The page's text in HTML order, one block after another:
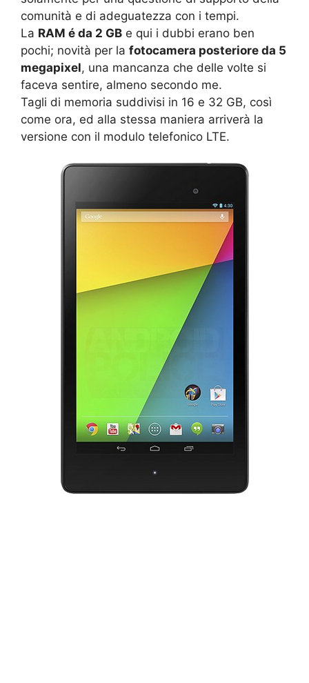
comunità e di adeguatezza con i tempi.
La RAM é da 2 GB e qui i dubbi erano ben
pochi; novità per la fotocamera posteriore da 5
megapixel, una mancanza che delle volte si
faceva sentire, almeno secondo me.
Tagli di memoria suddivisi in 16 e 32 GB, così
come ora, ed alla stessa maniera arriverà la
versione con il modulo telefonico LTE.